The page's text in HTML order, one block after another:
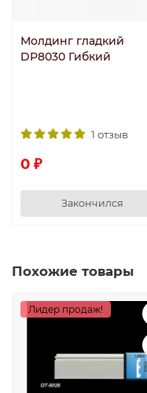
Молдинг гладкий
DP8030 Гибкий
1 отзыв
0 ₽
Закончился
Похожие товары
Лидер продаж!